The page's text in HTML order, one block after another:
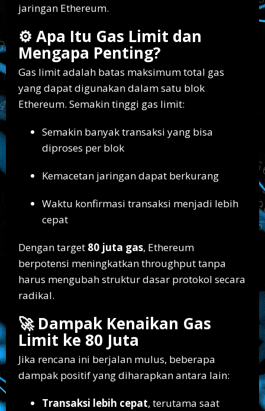
jaringan Ethereum.
⚙️ Apa Itu Gas Limit dan
Mengapa Penting?
Gas limit adalah batas maksimum total gas
yang dapat digunakan dalam satu blok
Ethereum. Semakin tinggi gas limit:
Semakin banyak transaksi yang bisa
diproses per blok
Kemacetan jaringan dapat berkurang
Waktu konfirmasi transaksi menjadi lebih
cepat
Dengan target 80 juta gas, Ethereum
berpotensi meningkatkan throughput tanpa
harus mengubah struktur dasar protokol secara
radikal.
🚀 Dampak Kenaikan Gas
Limit ke 80 Juta
Jika rencana ini berjalan mulus, beberapa
dampak positif yang diharapkan antara lain:
Transaksi lebih cepat, terutama saat